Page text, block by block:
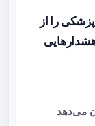
را از
می‌دهد